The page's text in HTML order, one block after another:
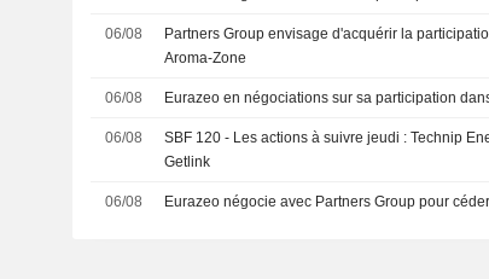
06/08
Partners Group envisage d'acquérir la
Aroma-Zone
06/08 Eurazeo en négociations sur sa participation
06/08
SBF 120 - Les actions à suivre jeudi : Technip
Getlink
06/08 Eurazeo négocie avec Partners Group pour